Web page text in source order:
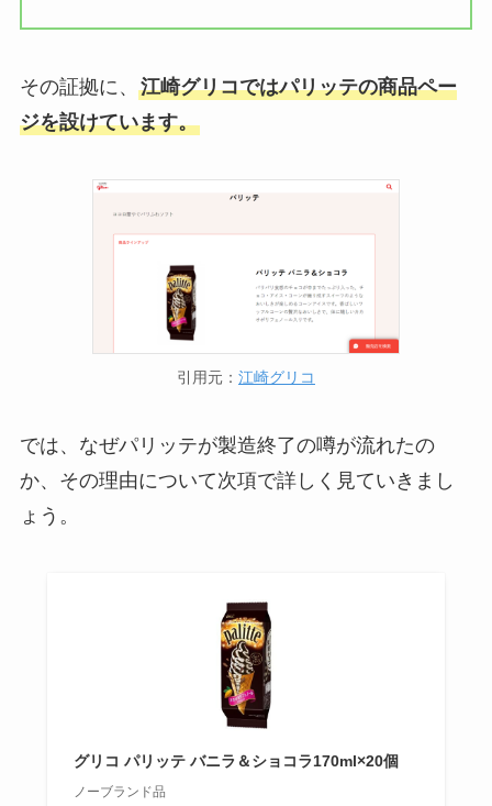
その証拠に、 江崎グリコではパリッテの商品ペー
ジを設けています。
引用元： 江崎グリコ
では、なぜパリッテが製造終了の噂が流れたの
か、その理由について次項で詳しく見ていきまし
ょう。
グリコ パリッテ バニラ＆ショコラ170ml×20個
ノーブランド品